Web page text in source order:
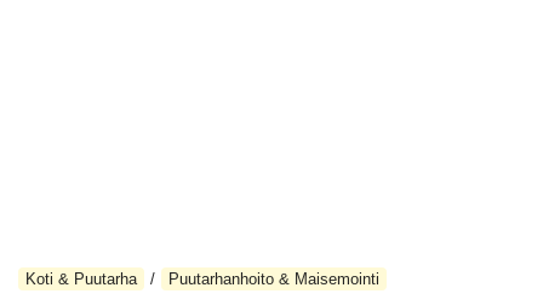
Koti & Puutarha Puutarhanhoito & Maisemointi